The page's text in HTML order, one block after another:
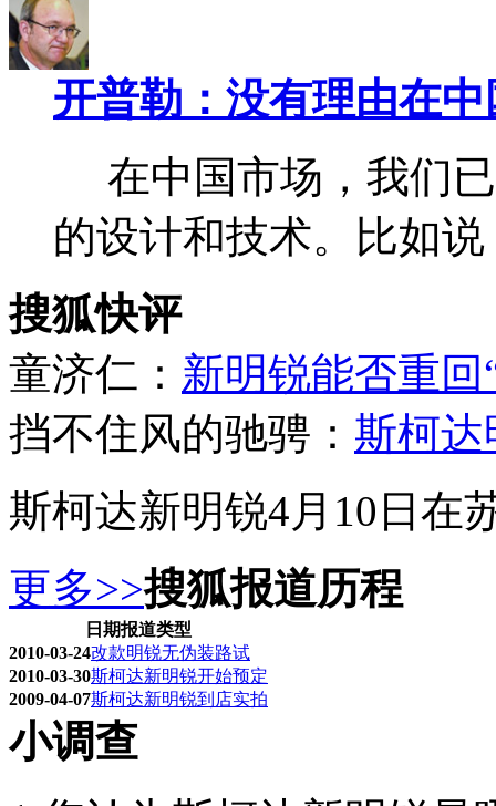
开普勒：没有理由在
在中国市场，我们已
的设计和技术。比如
搜狐快评
童济仁： 新明锐能否重回
挡不住风的驰骋： 斯柯达
斯柯达新明锐4月10日在
更多>>搜狐报道历程
日期报道类型
2010-03-24改款明锐无伪装路试
2010-03-30斯柯达新明锐开始预定
2009-04-07斯柯达新明锐到店实拍
小调查